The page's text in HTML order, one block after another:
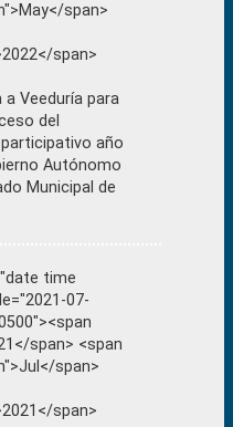
span>
span>
Veeduría para
del
año
Autónomo
Municipal de
time
07-
span> <span
span>
span>